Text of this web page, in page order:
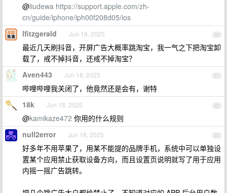
@liudewa https://support.apple.com/zh-
cn/guide/iphone/iph00f208d05/ios
20
lfitzgerald Jun 18, 2025
最近几天刷抖音，开屏广告大概率跳淘宝，我一气之下把淘宝卸
载了，戒不掉抖音，还戒不掉淘宝？
21
Aven443 Jun 18, 2025
哔哩哔哩我关闭了，他竟然还是会有，谢特
22
18k Jun 18, 2025
@kamikaze472 你用的什么规则
23
null2error Jun 18, 2025
好多年不用苹果了，用某不能提的品牌手机，系统中可以单独设
置某个应用禁止获取设备方向，而且设置页说明就写了用于应用
内摇一摇广告跳转。